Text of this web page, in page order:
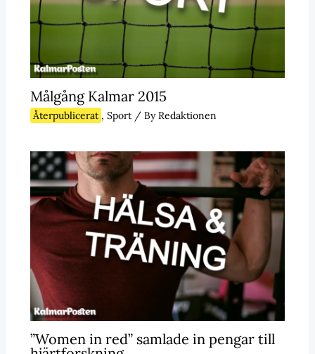
Målgång Kalmar 2015
Återpublicerat , Sport/ ByRedaktionen
”Women in red” samlade in pengar till